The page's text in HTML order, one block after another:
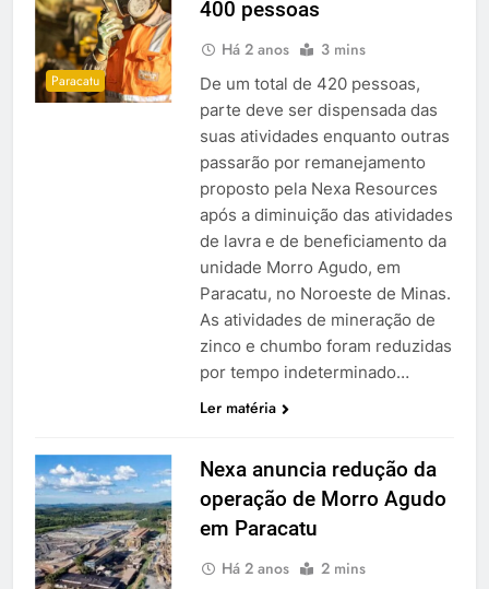
Paracatu
400 pessoas
Há 2 anos 3 mins
De um total de 420 pessoas,
parte deve ser dispensada das
suas atividades enquanto outras
passarão por remanejamento
proposto pela Nexa Resources
após a diminuição das atividades
de lavra e de beneficiamento da
unidade Morro Agudo, em
Paracatu, no Noroeste de Minas.
As atividades de mineração de
zinco e chumbo foram reduzidas
por tempo indeterminado…
Ler matéria
Nexa anuncia redução da
operação de Morro Agudo
em Paracatu
Há 2 anos 2 mins